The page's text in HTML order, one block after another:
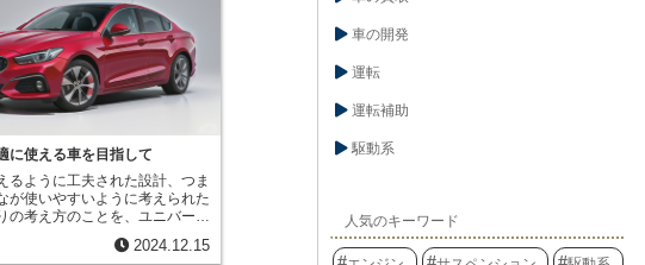
たように、マイナーチェンジに
進化を遂げるのです。これらの
用者の声を反映した結果です。
カーは、利用者の意見に耳を傾
い車を作るために日々努力を重
。そして、その努力の結晶がマ
ンジという形で現れるのです。
の積み重ねが、自動車の進化を
ちの生活をより豊かに彩ってく
。まるで、長年連れ添ったパー
時と共にさらに魅力的になって
、車はマイナーチェンジによっ
け、私たちの生活に寄り添い続
ます。人間が耳で聞き取れる音
られており、一般的には20ヘル
ヘルツと言われています。20ヘ
い音は超低周波音、2万ヘルツ
は超音波と呼ばれ、人間には聞
。音は、単一の周波数だけで構
ることは稀で、通常は様々な周
混ざり合っています。この様々
音の強さを分析し、グラフで表
横軸に周波数、縦軸に音の強さ
の周波数の音がどのくらいの強
ているかを視覚的に表していま
、低い「ド」の音と高い「ド」
らも「ド」という音程ですが、
に使える車を目指して
るように工夫された設計、つま
が使いやすいように考えられた
の考え方のことを、ユニバーサ
、障がいの有無などに関係な
2024.12.15
車の開発
運転
運転補助
駆動系
人気のキーワード